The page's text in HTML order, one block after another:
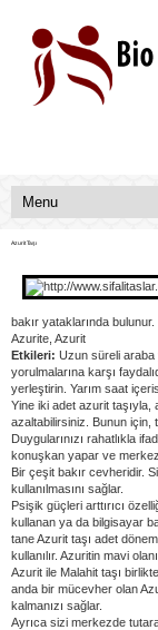
Azurit Taşı
bakır yataklarında
Azurite, Azurit
Etkileri: Uzun süreli araba
yorulmalarına karşı
yerleştirin. Yarım saat
Yine iki adet azurit taşıyla,
azaltabilirsiniz. Bunun için,
Duygularınızı rahatlıkla
konuşkan yapar ve
Bir çeşit bakır cevheridir.
kullanılmasını sağlar.
Psişik güçleri arttırıcı
kullanan ya da bilgisayar
tane Azurit taşı adet
kullanılır. Azuritin mavi
Azurit ile Malahit taşı
anda bir mücevher olan
kalmanızı sağlar.
Ayrıca sizi merkezde